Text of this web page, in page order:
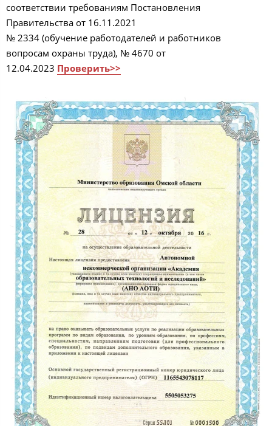
соответствии требованиям Постановления
Правительства от 16.11.2021
№ 2334 (обучение работодателей и работников
вопросам охраны труда), № 4670 от
12.04.2023 Проверить>>